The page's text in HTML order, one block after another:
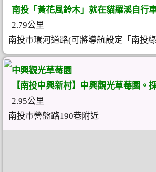
南投「黃花風鈴木」就在貓羅溪自行
2.79公里
南投市環河道路(可將導航設定「南投
中興觀光草莓園
【南投中興新村】中興觀光草莓園
2.95公里
南投市營盤路190巷附近